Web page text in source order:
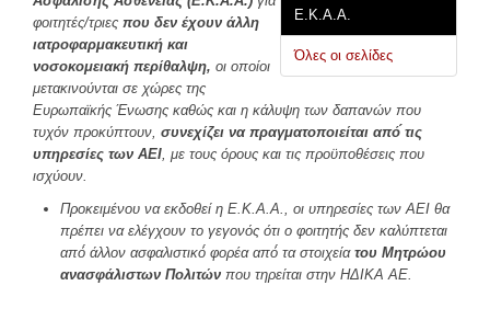
ΕΣΤΙΑΤΌΡΙΑ
ΦΟΙΤΗΤΙΚΉ ΖΩΉ
Αθλητισμός
Φοιτητικό Κέντρο
ΚΕ.ΨΥ.ΣΥ
Συνήγορος του φοιτητή
Απασχόληση & Σταδιοδρομία
E.K.A.A.
Όλες οι σελίδες
φοιτητές/τριες που δεν έχουν άλλη
ιατροφαρμακευτική και
νοσοκομειακή περίθαλψη, οι οποίοι
μετακινούνται σε χώρες της
Ευρωπαϊκής Ένωσης καθώς και η κάλυψη των δαπανών που
τυχόν προκύπτουν, συνεχίζει να πραγματοποιείται από́ τις
υπηρεσίες των ΑΕΙ, με τους όρους και τις προϋποθέσεις που
ισχύουν.
Προκειμένου να εκδοθεί η Ε.Κ.Α.Α., οι υπηρεσίες των ΑΕΙ θα
πρέπει να ελέγχουν το γεγονός ότι ο φοιτητής δεν καλύπτεται
από́ άλλον ασφαλιστικό́ φορέα από́ τα στοιχεία του Μητρώου
ανασφάλιστων Πολιτών που τηρείται στην ΗΔΙΚΑ ΑΕ.